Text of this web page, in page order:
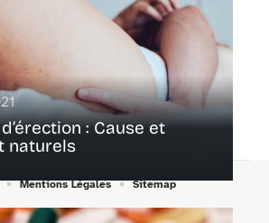
: Cause et
naturels
© 2025 | pharmaplanet.net
Mentions Légales Sitemap